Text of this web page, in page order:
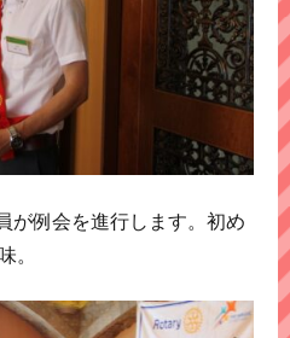
が例会を進行します。初め